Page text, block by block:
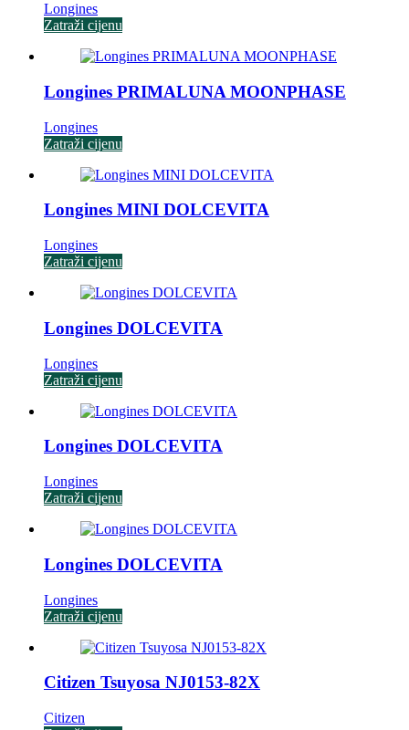
Longines
Zatraži cijenu
Longines PRIMALUNA MOONPHASE
Longines
Zatraži cijenu
Longines MINI DOLCEVITA
Longines
Zatraži cijenu
Longines DOLCEVITA
Longines
Zatraži cijenu
Longines DOLCEVITA
Longines
Zatraži cijenu
Longines DOLCEVITA
Longines
Zatraži cijenu
Citizen Tsuyosa NJ0153-82X
Citizen